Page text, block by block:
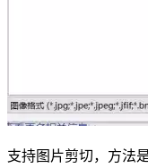
支持图片剪切，方法